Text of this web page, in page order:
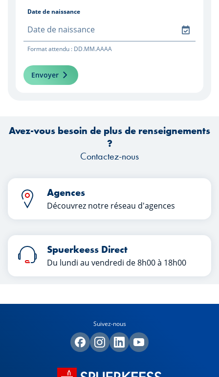
Date de naissance
Format attendu : DD.MM.AAAA
Envoyer
Avez-vous besoin de plus de renseignements
?
Contactez-nous
Agences
Découvrez notre réseau d'agences
Spuerkeess Direct
Du lundi au vendredi de 8h00 à 18h00
Suivez-nous